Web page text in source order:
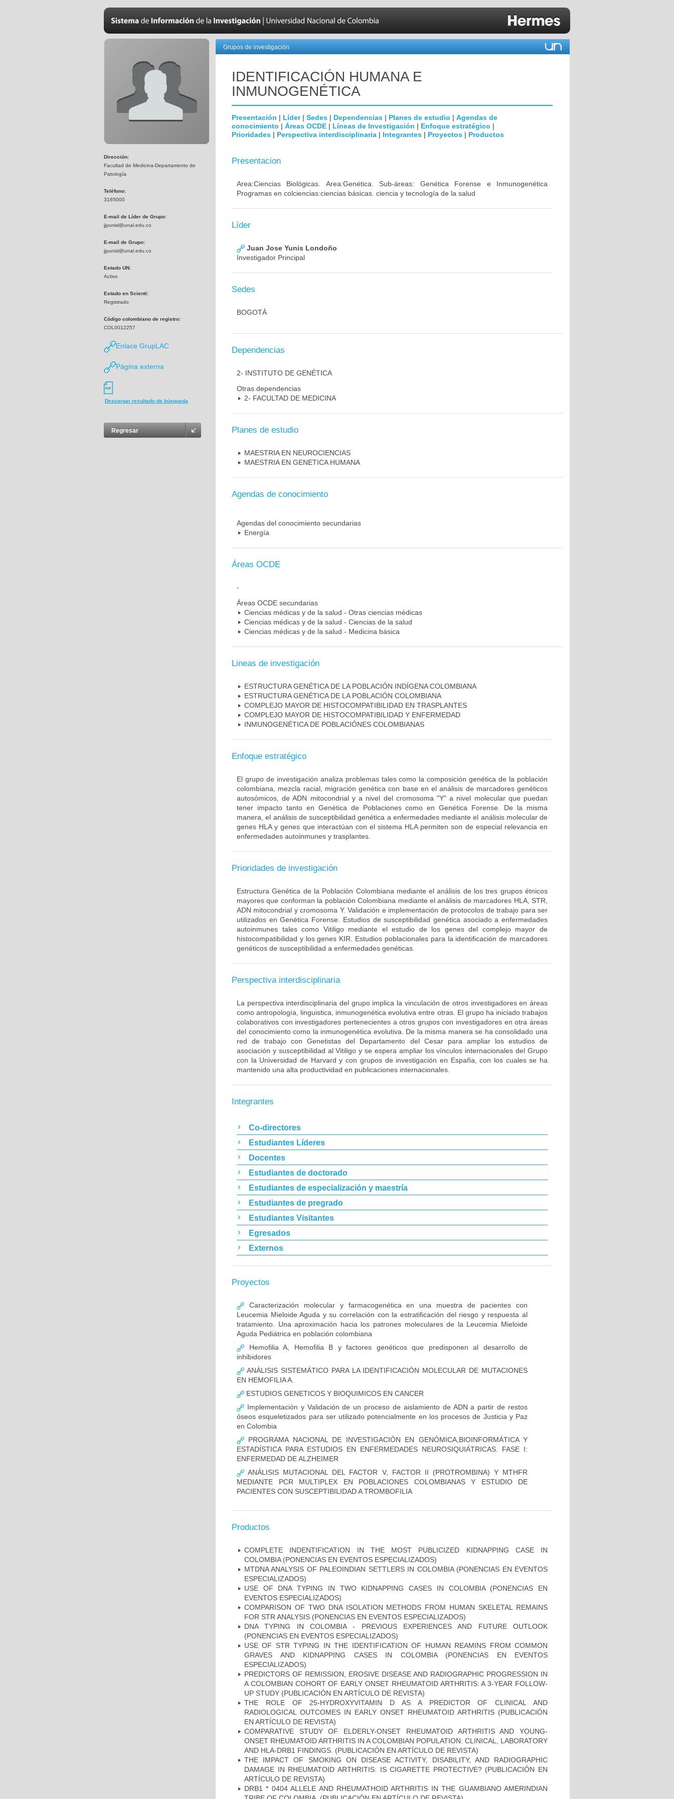
Dirección:
Facultad de Medicina-Departamento de
Patología
Teléfono:
3165000
E-mail de Líder de Grupo:
jjyunisl@unal.edu.co
E-mail de Grupo:
jjyunisl@unal.edu.co
Estado UN:
Activo
Estado en Scienti:
Registrado
Código colombiano de registro:
COL0012257
Enlace GrupLAC
Página externa
Descargar resultado de búsqueda
Regresar
Grupos de investigación
IDENTIFICACIÓN HUMANA E
INMUNOGENÉTICA
Presentación | Líder| Sedes | Dependencias | Planes de estudio | Agendas de
conocimiento | Áreas OCDE | Líneas de Investigación | Enfoque estratégico |
Prioridades | Perspectiva interdisciplinaria | Integrantes | Proyectos | Productos
Presentacion
Area:Ciencias Biológicas. Area:Genética. Sub-áreas: Genética Forense e Inmunogenética
Programas en colciencias:ciencias básicas. ciencia y tecnología de la salud
Líder
Juan Jose Yunis Londoño
Investigador Principal
Sedes
BOGOTÁ
Dependencias
2- INSTITUTO DE GENÉTICA
Otras dependencias
2- FACULTAD DE MEDICINA
Planes de estudio
MAESTRIA EN NEUROCIENCIAS
MAESTRIA EN GENETICA HUMANA
Agendas de conocimiento
Agendas del conocimiento secundarias
Energía
Áreas OCDE
-
Áreas OCDE secundarias
Ciencias médicas y de la salud - Otras ciencias médicas
Ciencias médicas y de la salud - Ciencias de la salud
Ciencias médicas y de la salud - Medicina básica
Lineas de investigación
ESTRUCTURA GENÉTICA DE LA POBLACIÓN INDÍGENA COLOMBIANA
ESTRUCTURA GENÉTICA DE LA POBLACIÓN COLOMBIANA
COMPLEJO MAYOR DE HISTOCOMPATIBILIDAD EN TRASPLANTES
COMPLEJO MAYOR DE HISTOCOMPATIBILIDAD Y ENFERMEDAD
INMUNOGENÉTICA DE POBLACIÓNES COLOMBIANAS
Enfoque estratégico
El grupo de investigación analiza problemas tales como la composición genética de la población
colombiana, mezcla racial, migración genética con base en el análisis de marcadores genéticos
autosómicos, de ADN mitocondrial y a nivel del cromosoma "Y" a nivel molecular que puedan
tener impacto tanto en Genética de Poblaciones como en Genética Forense. De la misma
manera, el análisis de susceptibilidad genética a enfermedades mediante el análisis molecular de
genes HLA y genes que interactúan con el sistema HLA permiten son de especial relevancia en
enfermedades autoinmunes y trasplantes.
Prioridades de investigación
Estructura Genética de la Población Colombiana mediante el análisis de los tres grupos étnicos
mayores que conforman la población Colombiana mediante el análisis de marcadores HLA, STR,
ADN mitocondrial y cromosoma Y. Validación e implementación de protocolos de trabajo para ser
utilizados en Genética Forense. Estudios de susceptibilidad genética asociado a enfermedades
autoinmunes tales como Vitiligo mediante el estudio de los genes del complejo mayor de
histocompatibilidad y los genes KIR. Estudios poblacionales para la identificación de marcadores
genéticos de susceptibilidad a enfermedades genéticas.
Perspectiva interdisciplinaria
La perspectiva interdisciplinaria del grupo implica la vinculación de otros investigadores en áreas
como antropología, linguistica, inmunogenética evolutiva entre otras. El grupo ha iniciado trabajos
colaborativos con investigadores pertenecientes a otros grupos con investigadores en otra áreas
del conocimiento como la inmunogenética evolutiva. De la misma manera se ha consolidado una
red de trabajo con Genetistas del Departamento del Cesar para ampliar los estudios de
asociación y susceptibilidad al Vitiligo y se espera ampliar los vínculos internacionales del Grupo
con la Universidad de Harvard y con grupos de investigación en España, con los cuales se ha
mantenido una alta productividad en publicaciones internacionales.
Integrantes
Co-directores
Estudiantes Líderes
Docentes
Estudiantes de doctorado
Estudiantes de especialización y maestría
Estudiantes de pregrado
Estudiantes Visitantes
Egresados
Externos
Proyectos
Caracterización molecular y farmacogenética en una muestra de pacientes con
Leucemia Mieloide Aguda y su correlación con la estratificación del riesgo y respuesta al
tratamiento. Una aproximación hacia los patrones moleculares de la Leucemia Mieloide
Aguda Pediátrica en población colombiana
Hemofilia A, Hemofilia B y factores genéticos que predisponen al desarrollo de
inhibidores
ANÁLISIS SISTEMÁTICO PARA LA IDENTIFICACIÓN MOLECULAR DE MUTACIONES
EN HEMOFILIA A.
ESTUDIOS GENETICOS Y BIOQUIMICOS EN CANCER
Implementación y Validación de un proceso de aislamiento de ADN a partir de restos
óseos esqueletizados para ser utilizado potencialmente en los procesos de Justicia y Paz
en Colombia
PROGRAMA NACIONAL DE INVESTIGACIÓN EN GENÓMICA,BIOINFORMÁTICA Y
ESTADÍSTICA PARA ESTUDIOS EN ENFERMEDADES NEUROSIQUIÁTRICAS. FASE I:
ENFERMEDAD DE ALZHEIMER
ANÁLISIS MUTACIONAL DEL FACTOR V, FACTOR II (PROTROMBINA) Y MTHFR
MEDIANTE PCR MULTIPLEX EN POBLACIONES COLOMBIANAS Y ESTUDIO DE
PACIENTES CON SUSCEPTIBILIDAD A TROMBOFILIA
Productos
COMPLETE INDENTIFICATION IN THE MOST PUBLICIZED KIDNAPPING CASE IN
COLOMBIA (PONENCIAS EN EVENTOS ESPECIALIZADOS)
MTDNA ANALYSIS OF PALEOINDIAN SETTLERS IN COLOMBIA (PONENCIAS EN EVENTOS
ESPECIALIZADOS)
USE OF DNA TYPING IN TWO KIDNAPPING CASES IN COLOMBIA (PONENCIAS EN
EVENTOS ESPECIALIZADOS)
COMPARISON OF TWO DNA ISOLATION METHODS FROM HUMAN SKELETAL REMAINS
FOR STR ANALYSIS (PONENCIAS EN EVENTOS ESPECIALIZADOS)
DNA TYPING IN COLOMBIA - PREVIOUS EXPERIENCES AND FUTURE OUTLOOK
(PONENCIAS EN EVENTOS ESPECIALIZADOS)
USE OF STR TYPING IN THE IDENTIFICATION OF HUMAN REAMINS FROM COMMON
GRAVES AND KIDNAPPING CASES IN COLOMBIA (PONENCIAS EN EVENTOS
ESPECIALIZADOS)
PREDICTORS OF REMISSION, EROSIVE DISEASE AND RADIOGRAPHIC PROGRESSION IN
A COLOMBIAN COHORT OF EARLY ONSET RHEUMATOID ARTHRITIS: A 3-YEAR FOLLOW-
UP STUDY (PUBLICACIÓN EN ARTÍCULO DE REVISTA)
THE ROLE OF 25-HYDROXYVITAMIN D AS A PREDICTOR OF CLINICAL AND
RADIOLOGICAL OUTCOMES IN EARLY ONSET RHEUMATOID ARTHRITIS (PUBLICACIÓN
EN ARTÍCULO DE REVISTA)
COMPARATIVE STUDY OF ELDERLY-ONSET RHEUMATOID ARTHRITIS AND YOUNG-
ONSET RHEUMATOID ARTHRITIS IN A COLOMBIAN POPULATION: CLINICAL, LABORATORY
AND HLA-DRB1 FINDINGS. (PUBLICACIÓN EN ARTÍCULO DE REVISTA)
THE IMPACT OF SMOKING ON DISEASE ACTIVITY, DISABILITY, AND RADIOGRAPHIC
DAMAGE IN RHEUMATOID ARTHRITIS: IS CIGARETTE PROTECTIVE? (PUBLICACIÓN EN
ARTÍCULO DE REVISTA)
DRB1 * 0404 ALLELE AND RHEUMATHOID ARTHRITIS IN THE GUAMBIANO AMERINDIAN